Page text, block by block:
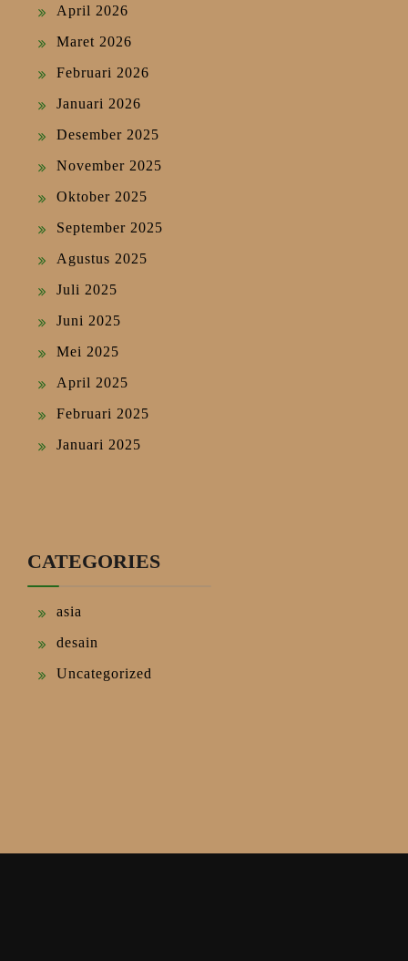
April 2026
Maret 2026
Februari 2026
Januari 2026
Desember 2025
November 2025
Oktober 2025
September 2025
Agustus 2025
Juli 2025
Juni 2025
Mei 2025
April 2025
Februari 2025
Januari 2025
CATEGORIES
asia
desain
Uncategorized